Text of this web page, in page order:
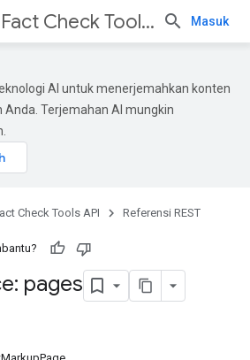
Fact Check Tools API Masuk
AI untuk menerjemahkan konten
Anda. Terjemahan AI mungkin
Check Tools API Referensi REST
pages